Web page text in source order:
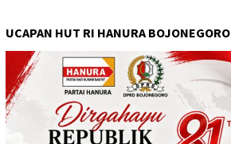
UCAPAN HUT RI HANURA BOJONEGORO